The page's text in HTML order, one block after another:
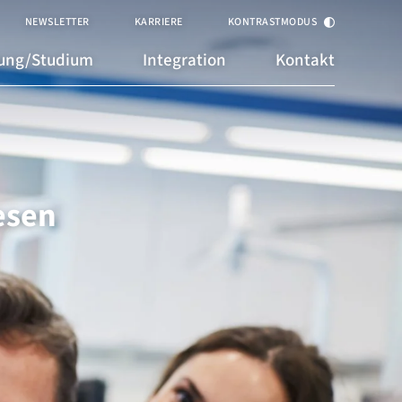
Studium Integration Kontakt
NEWSLETTER KARRIERE KONTRASTMODUS